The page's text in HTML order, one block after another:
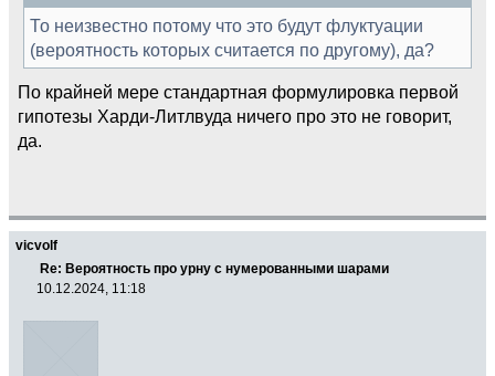
То неизвестно потому что это будут флуктуации
(вероятность которых считается по другому), да?
По крайней мере стандартная формулировка первой
гипотезы Харди-Литлвуда ничего про это не говорит,
да.
vicvolf
Re: Вероятность про урну с нумерованными шарами
10.12.2024, 11:18